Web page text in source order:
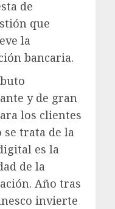
de
que
la
bancaria.
y de gran
los clientes
se trata de la
es la
de la
Año tras
invierte